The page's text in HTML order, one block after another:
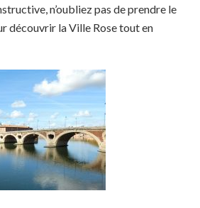
n’oubliez pas de prendre le
découvrir la Ville Rose tout en